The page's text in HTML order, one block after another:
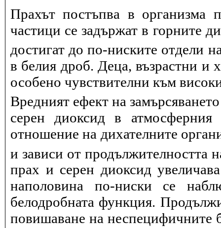
Прахът постъпва в организма
частици се задържат в горните
достигат до по-ниските отдели
в белия дроб. Деца, възрастни и
особено чувствителни към
Вредният ефект на
серен диоксид в атмосферния
отношение на дихателните
и зависи от продължителността
прах и серен диоксид
наполовина по-ниски се
белодробната функция.
повишаване на неспецифичните